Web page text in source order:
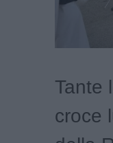
Tante
croce